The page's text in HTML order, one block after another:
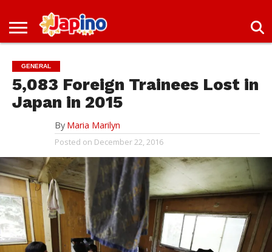
NEWS
IN
JAPAN
IN
JAPAN
DEAL
GENERAL
5,083 Foreign Trainees Lost in
Japan in 2015
By Maria Marilyn
Posted on December 22, 2016